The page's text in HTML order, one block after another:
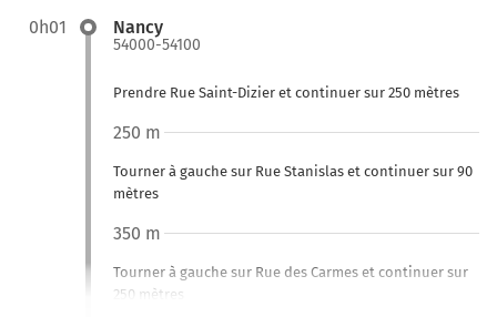
0h01 Nancy
54000-54100
Prendre Rue Saint-Dizier et continuer sur 250 mètres
Tourner à gauche sur Rue Stanislas et continuer sur 90
mètres
250 m
Tourner à gauche sur Rue des Carmes et continuer sur
250 mètres
350 m